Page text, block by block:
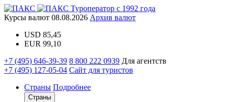
Туроператор с 1992 года
Курсы валют 08.08.2026 Архив валют
USD 85,45
EUR 99,10
+7 (495) 646-39-39 8 800 222 0939 Для агентств
+7 (495) 127-05-04 Сайт для туристов
Страны Подробнее
Страны